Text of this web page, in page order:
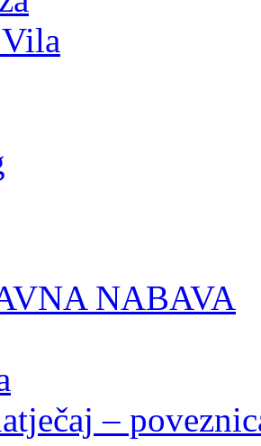
NABAVA
–